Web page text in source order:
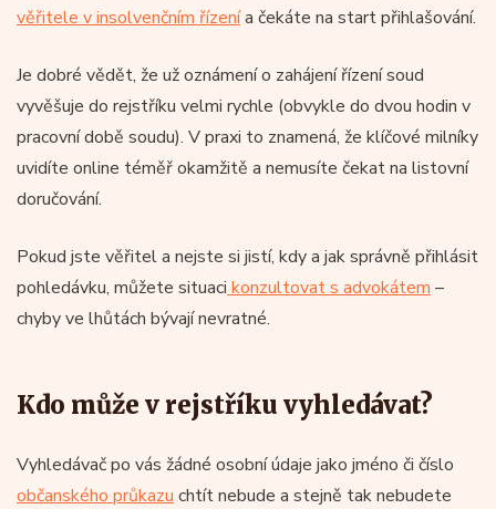
věřitele v insolvenčním řízenía čekáte na start přihlašování.
Je dobré vědět, že už oznámení o zahájení řízení soud
vyvěšuje do rejstříku velmi rychle (obvykle do dvou hodin v
pracovní době soudu). V praxi to znamená, že klíčové milníky
uvidíte online téměř okamžitě a nemusíte čekat na listovní
doručování.
Pokud jste věřitel a nejste si jistí, kdy a jak správně přihlásit
pohledávku, můžete situaci konzultovat s advokátem –
chyby ve lhůtách bývají nevratné.
Kdo může v rejstříku vyhledávat?
Vyhledávač po vás žádné osobní údaje jako jméno či číslo
občanského průkazu chtít nebude a stejně tak nebudete